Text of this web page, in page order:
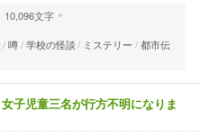
10,096文字
噂 学校の怪談 ミステリー
都市伝
子児童三名が行方不明になりま